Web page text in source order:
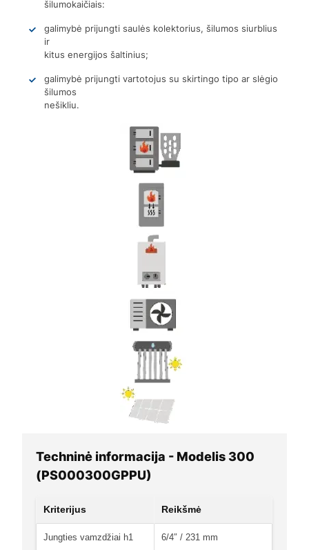
šilumokaičiais:
galimybė prijungti saulės kolektorius, šilumos siurblius
ir
kitus energijos šaltinius;
galimybė prijungti vartotojus su skirtingo tipo ar slėgio
šilumos
nešikliu.
Techninė informacija - Modelis 300
(PS000300GPPU)
Kriterijus Reikšmė
Jungties vamzdžiai h1 6/4″ / 231 mm